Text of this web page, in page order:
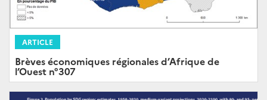
ARTICLE
Brèves économiques régionales d’Afrique de
l’Ouest n°307